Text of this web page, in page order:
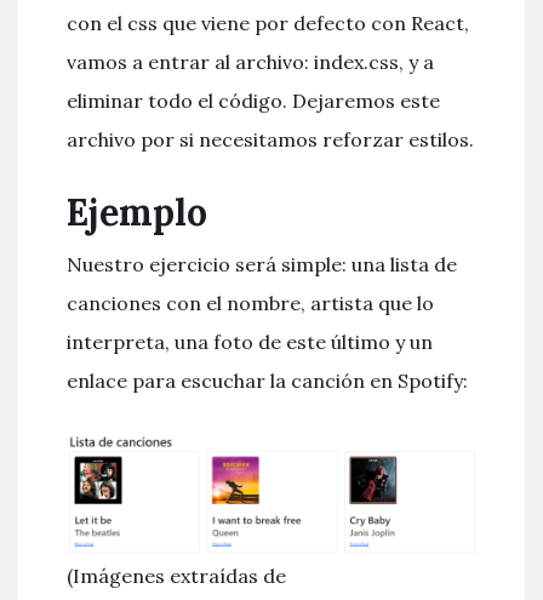
con el css que viene por defecto con React,
vamos a entrar al archivo: index.css, y a
eliminar todo el código. Dejaremos este
archivo por si necesitamos reforzar estilos.
Ejemplo
Nuestro ejercicio será simple: una lista de
canciones con el nombre, artista que lo
interpreta, una foto de este último y un
enlace para escuchar la canción en Spotify:
(Imágenes extraídas de